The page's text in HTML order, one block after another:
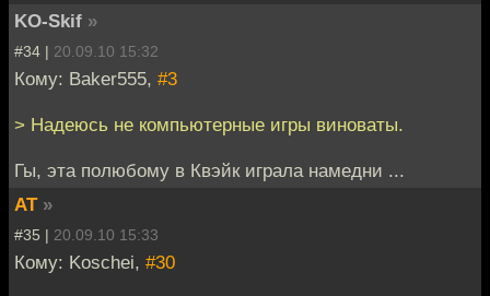
KO-Skif »
#34 | 20.09.10 15:32
Кому: Baker555, #3
> Надеюсь не компьютерные игры виноваты.
Гы, эта полюбому в Квэйк играла намедни ...
AT »
#35 | 20.09.10 15:33
Кому: Koschei, #30